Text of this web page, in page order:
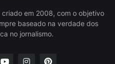
em 2008, com o objetivo
baseado na verdade dos
no jornalismo.